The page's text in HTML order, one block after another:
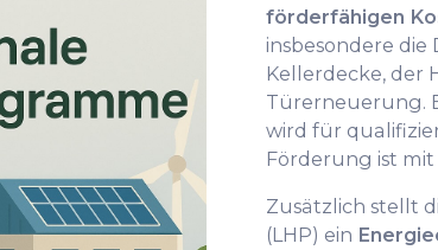
förderfähigen
insbesondere die
Kellerdecke, der
Türerneuerung.
wird für
Förderung ist
Zusätzlich stellt
(LHP) ein